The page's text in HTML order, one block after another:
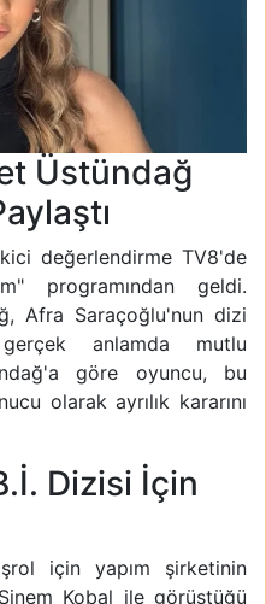
Üstündağ
değerlendirme TV8'de
programından geldi.
Afra Saraçoğlu'nun dizi
anlamda mutlu
göre oyuncu, bu
olarak ayrılık kararını
Dizisi İçin
için yapım şirketinin
Kobal ile görüştüğü